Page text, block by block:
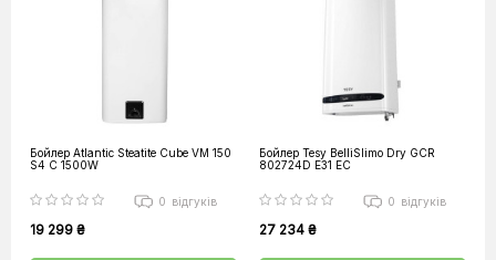
Бойлер Atlantic Steatite Cube VM 150
S4 C 1500W
0 відгуків
19 299 ₴
Бойлер Tesy BelliSlimo Dry GCR
802724D E31 EC
0 відгуків
27 234 ₴